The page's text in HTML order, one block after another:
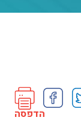
הדפסה